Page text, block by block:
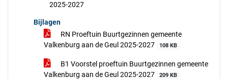
2025-2027
Bijlagen
RN Proeftuin Buurtgezinnen gemeente
Valkenburg aan de Geul 2025-2027
108 KB
B1 Voorstel proeftuin Buurtgezinnen gemeente
Valkenburg aan de Geul 2025-2027
209 KB